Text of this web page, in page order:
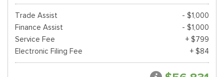
Trade Assist
- $1,000
Finance Assist
- $1,000
Service Fee
+ $799
Electronic Filing Fee
+ $84